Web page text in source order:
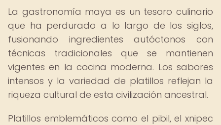
La gastronomía maya es un tesoro culinario
que ha perdurado a lo largo de los siglos,
fusionando ingredientes autóctonos con
técnicas tradicionales que se mantienen
vigentes en la cocina moderna. Los sabores
intensos y la variedad de platillos reflejan la
riqueza cultural de esta civilización ancestral.
Platillos emblemáticos como el pibil, el xnipec